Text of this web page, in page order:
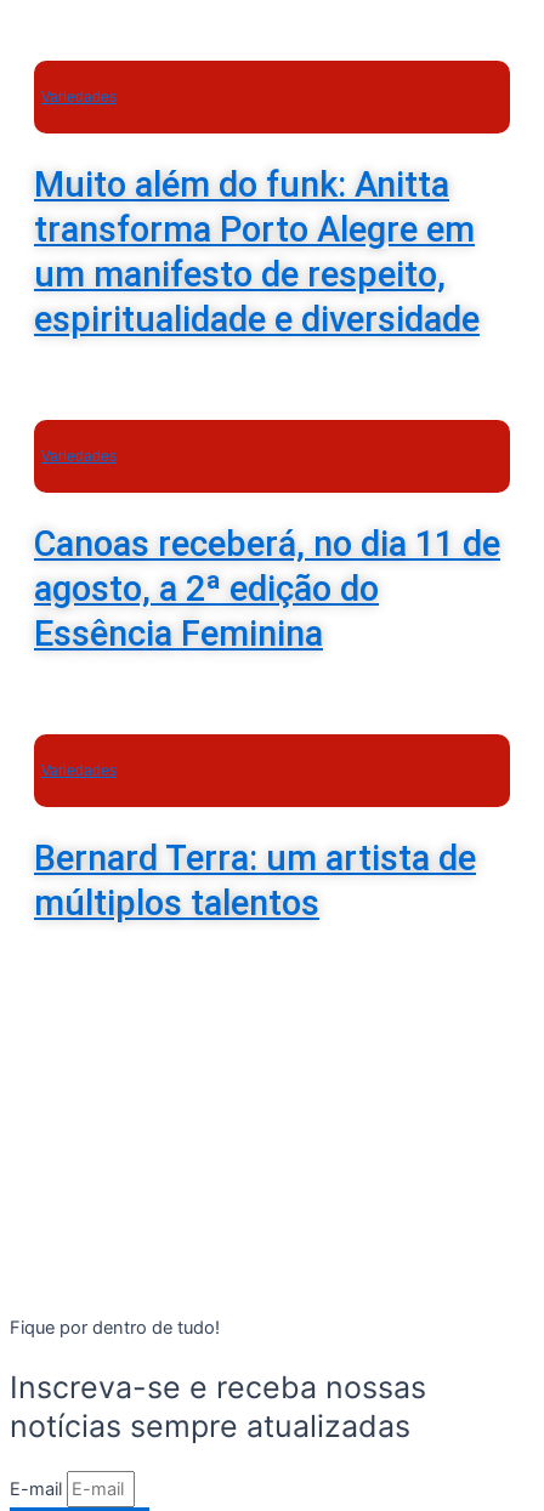
Variedades
Muito além do funk: Anitta
transforma Porto Alegre em
um manifesto de respeito,
espiritualidade e diversidade
Variedades
Canoas receberá, no dia 11 de
agosto, a 2ª edição do
Essência Feminina
Variedades
Bernard Terra: um artista de
múltiplos talentos
Fique por dentro de tudo!
Inscreva-se e receba nossas
notícias sempre atualizadas
E-mail